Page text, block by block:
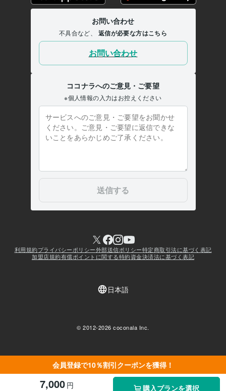
会員登録で10％割引クーポンを獲得！
7,000 円 購入プランを選択